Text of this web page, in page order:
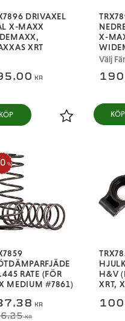
DRIVAXEL
X-MAXX
XRT
KR
Lägg till i
KÖP
X-
Välj
RATE (FÖR
MEDIUM #7861)
KR
KR
%
H&V
XRT,